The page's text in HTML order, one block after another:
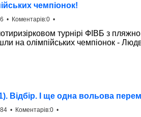
чемпіонок!
• Коментарів:0 •
турнірі ФІВБ з
на олімпійських чемпіонок -
Відбір. І ще одна вольова
• Коментарів:0 •